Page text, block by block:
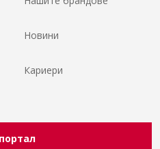
Новини
Кариери